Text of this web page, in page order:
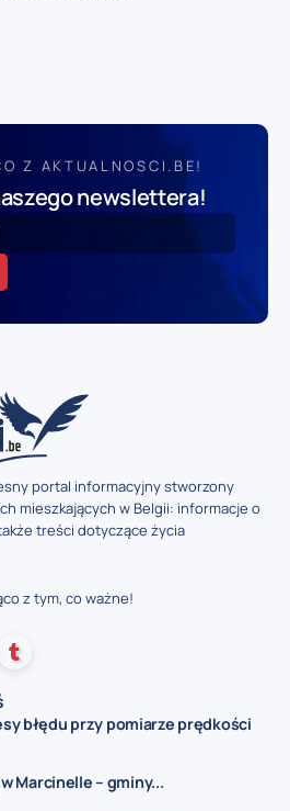
Z AKTUALNOSCI.BE!
newslettera!
portal informacyjny stworzony
mieszkających w Belgii: informacje o
treści dotyczące życia
z tym, co ważne!
błędu przy pomiarze prędkości
Marcinelle – gminy...